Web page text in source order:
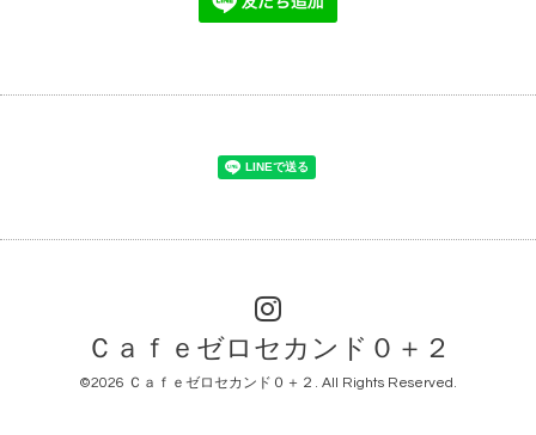
Ｃａｆｅゼロセカンド０＋２
©2026 Ｃａｆｅゼロセカンド０＋２ . All Rights Reserved.